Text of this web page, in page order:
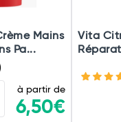
Mains
Pa...
à partir de
6,50€
Vita